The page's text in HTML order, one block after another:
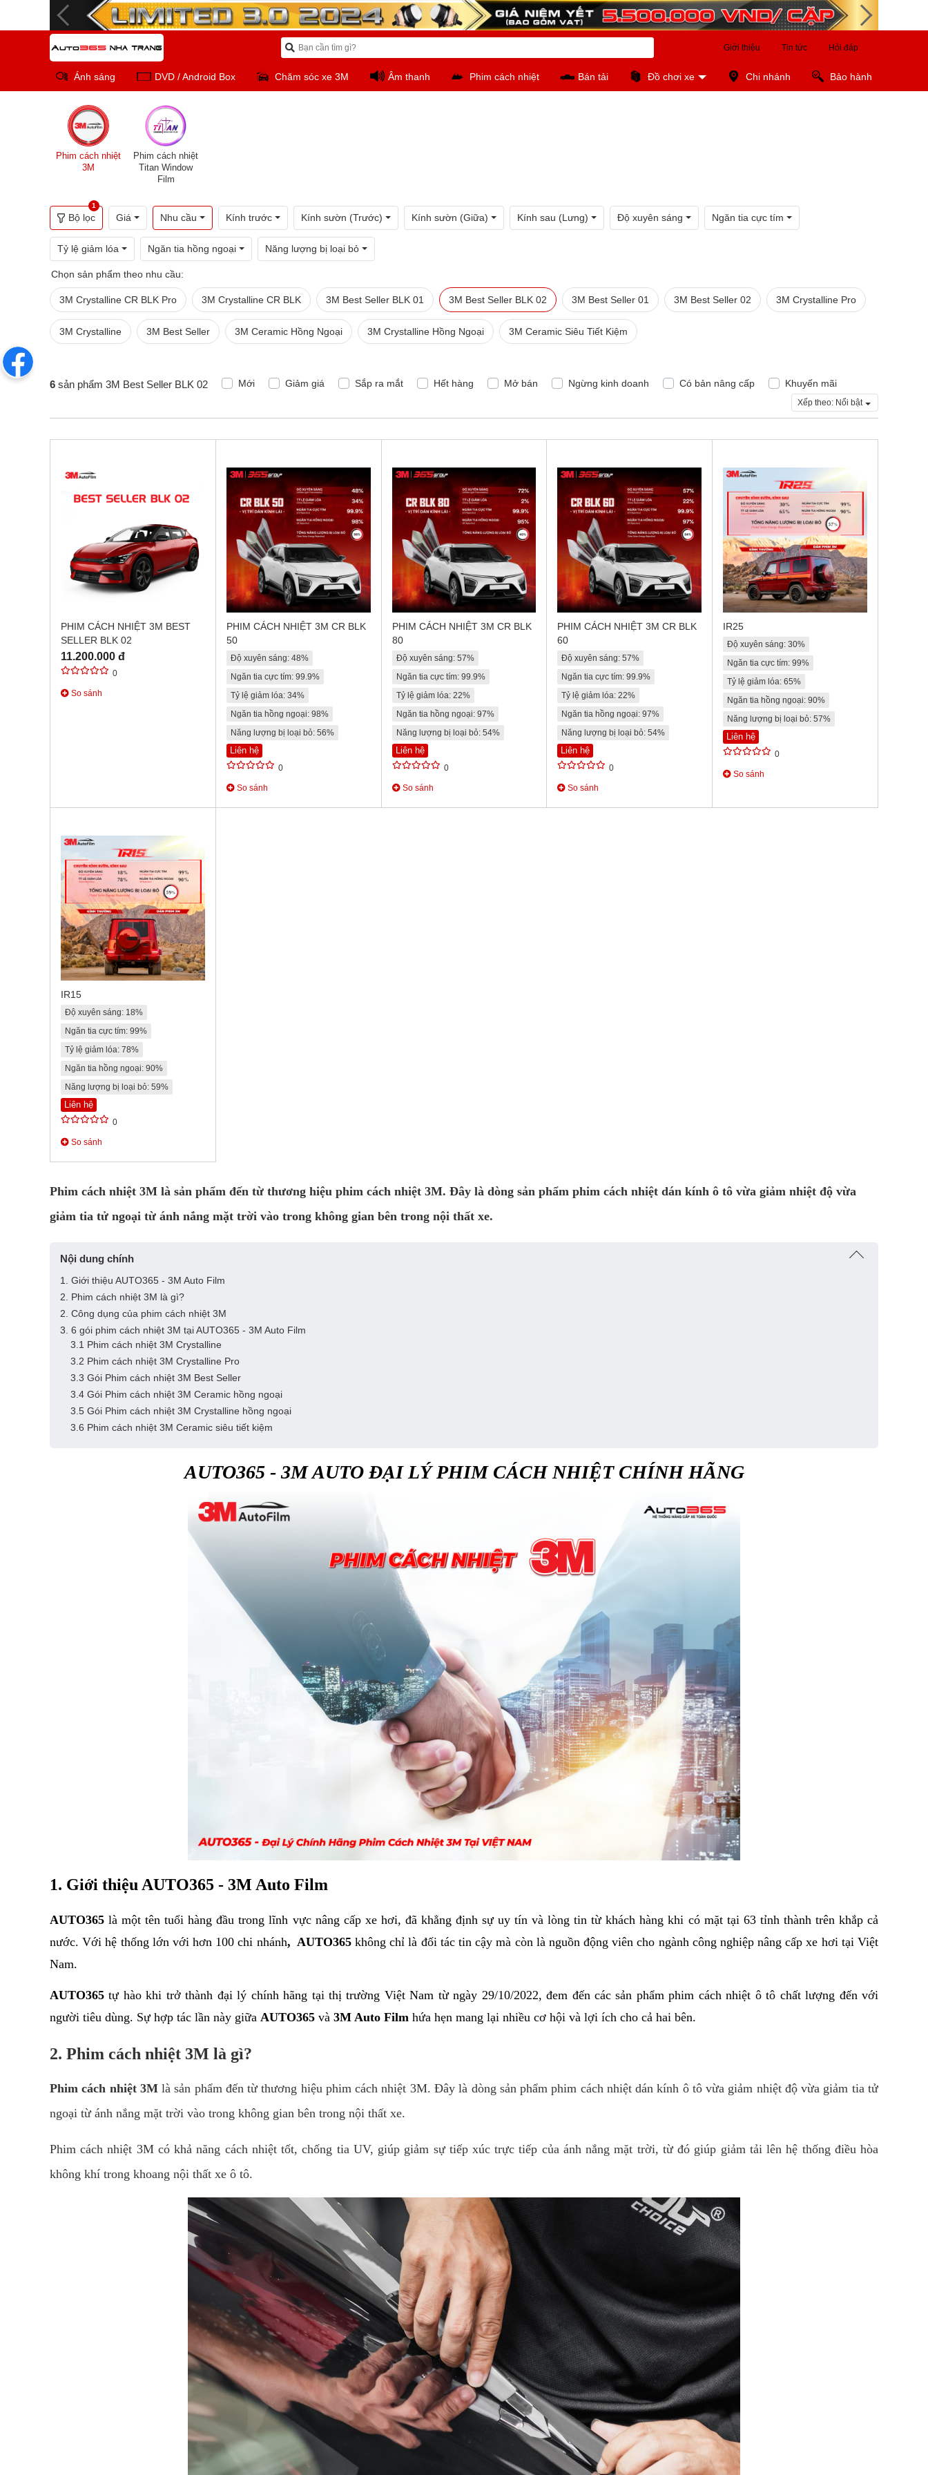
Giới thiệu Tin tức Hỏi đáp
Ánh sáng DVD / Android Box Chăm sóc xe 3M Âm thanh Phim cách nhiệt Bán tải Đồ chơi xe Chi nhánh Bảo hành
Phim cách nhiệt
3M
Phim cách nhiệt
Titan Window
Film
Bộ lọc
1
Giá Nhu cầu Kính trước Kính sườn (Trước) Kính sườn (Giữa) Kính sau (Lưng) Độ xuyên sáng Ngăn tia cực tím
Tỷ lệ giảm lóa Ngăn tia hồng ngoại Năng lượng bị loại bỏ
Chọn sản phẩm theo nhu cầu:
3M Crystalline CR BLK Pro 3M Crystalline CR BLK 3M Best Seller BLK 01 3M Best Seller BLK 02 3M Best Seller 01 3M Best Seller 02 3M Crystalline Pro
3M Crystalline 3M Best Seller 3M Ceramic Hồng Ngoại 3M Crystalline Hồng Ngoại 3M Ceramic Siêu Tiết Kiệm
6 sản phẩm 3M Best Seller BLK 02 Mới Giảm giá Sắp ra mắt Hết hàng Mở bán Ngừng kinh doanh Có bản nâng cấp Khuyến mãi
Xếp theo: Nổi bật
PHIM CÁCH NHIỆT 3M BEST
SELLER BLK 02
11.200.000 đ
0
So sánh
PHIM CÁCH NHIỆT 3M CR BLK
50
Độ xuyên sáng: 48%
Ngăn tia cực tím: 99.9%
Tỷ lệ giảm lóa: 34%
Ngăn tia hồng ngoại: 98%
Năng lượng bị loại bỏ: 56%
Liên hệ
0
So sánh
PHIM CÁCH NHIỆT 3M CR BLK
80
Độ xuyên sáng: 57%
Ngăn tia cực tím: 99.9%
Tỷ lệ giảm lóa: 22%
Ngăn tia hồng ngoại: 97%
Năng lượng bị loại bỏ: 54%
Liên hệ
0
So sánh
PHIM CÁCH NHIỆT 3M CR BLK
60
Độ xuyên sáng: 57%
Ngăn tia cực tím: 99.9%
Tỷ lệ giảm lóa: 22%
Ngăn tia hồng ngoại: 97%
Năng lượng bị loại bỏ: 54%
Liên hệ
0
So sánh
IR25
Độ xuyên sáng: 30%
Ngăn tia cực tím: 99%
Tỷ lệ giảm lóa: 65%
Ngăn tia hồng ngoại: 90%
Năng lượng bị loại bỏ: 57%
Liên hệ
0
So sánh
IR15
Độ xuyên sáng: 18%
Ngăn tia cực tím: 99%
Tỷ lệ giảm lóa: 78%
Ngăn tia hồng ngoại: 90%
Năng lượng bị loại bỏ: 59%
Liên hệ
0
So sánh
Phim cách nhiệt 3M là sản phẩm đến từ thương hiệu phim cách nhiệt 3M. Đây là dòng sản phẩm phim cách nhiệt dán kính ô tô vừa giảm nhiệt độ vừa
giảm tia tử ngoại từ ánh nắng mặt trời vào trong không gian bên trong nội thất xe.
Nội dung chính
1. Giới thiệu AUTO365 - 3M Auto Film
2. Phim cách nhiệt 3M là gì?
2. Công dụng của phim cách nhiệt 3M
3. 6 gói phim cách nhiệt 3M tại AUTO365 - 3M Auto Film
3.1 Phim cách nhiệt 3M Crystalline
3.2 Phim cách nhiệt 3M Crystalline Pro
3.3 Gói Phim cách nhiệt 3M Best Seller
3.4 Gói Phim cách nhiệt 3M Ceramic hồng ngoại
3.5 Gói Phim cách nhiệt 3M Crystalline hồng ngoại
3.6 Phim cách nhiệt 3M Ceramic siêu tiết kiệm
AUTO365 - 3M AUTO ĐẠI LÝ PHIM CÁCH NHIỆT CHÍNH HÃNG
1. Giới thiệu AUTO365 - 3M Auto Film
AUTO365 là một tên tuổi hàng đầu trong lĩnh vực nâng cấp xe hơi, đã khẳng định sự uy tín và lòng tin từ khách hàng khi có mặt tại 63 tỉnh thành trên khắp cả
nước. Với hệ thống lớn với hơn 100 chi nhánh, AUTO365 không chỉ là đối tác tin cậy mà còn là nguồn động viên cho ngành công nghiệp nâng cấp xe hơi tại Việt
Nam.
AUTO365 tự hào khi trở thành đại lý chính hãng tại thị trường Việt Nam từ ngày 29/10/2022, đem đến các sản phẩm phim cách nhiệt ô tô chất lượng đến với
người tiêu dùng. Sự hợp tác lần này giữa AUTO365 và 3M Auto Film hứa hẹn mang lại nhiều cơ hội và lợi ích cho cả hai bên.
2. Phim cách nhiệt 3M là gì?
Phim cách nhiệt 3Mlà sản phẩm đến từ thương hiệu phim cách nhiệt 3M. Đây là dòng sản phẩm phim cách nhiệt dán kính ô tô vừa giảm nhiệt độ vừa giảm tia tử
ngoại từ ánh nắng mặt trời vào trong không gian bên trong nội thất xe.
Phim cách nhiệt 3M có khả năng cách nhiệt tốt, chống tia UV, giúp giảm sự tiếp xúc trực tiếp của ánh nắng mặt trời, từ đó giúp giảm tải lên hệ thống điều hòa
không khí trong khoang nội thất xe ô tô.